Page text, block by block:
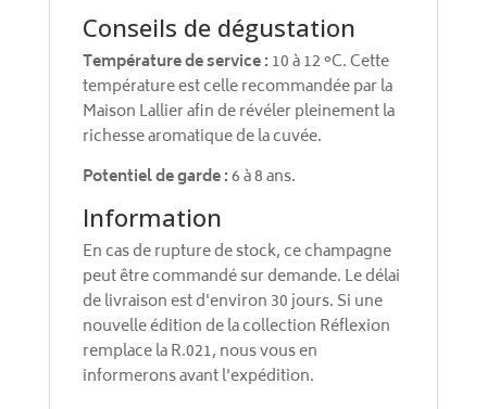
Conseils de dégustation
Température de service : 10 à 12 °C. Cette
température est celle recommandée par la
Maison Lallier afin de révéler pleinement la
richesse aromatique de la cuvée.
Potentiel de garde :6 à 8 ans.
Information
En cas de rupture de stock, ce champagne
peut être commandé sur demande. Le délai
de livraison est d'environ 30 jours. Si une
nouvelle édition de la collection Réflexion
remplace la R.021, nous vous en
informerons avant l'expédition.